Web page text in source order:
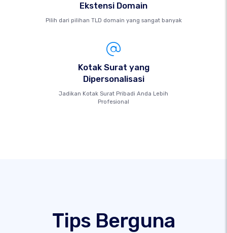
Ekstensi Domain
Pilih dari pilihan TLD domain yang sangat banyak
Kotak Surat yang
Dipersonalisasi
Jadikan Kotak Surat Pribadi Anda Lebih
Profesional
Tips Berguna